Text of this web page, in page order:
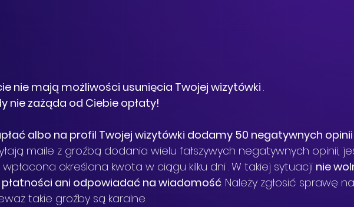
nie mają możliwości usunięcia Twojej wizytówki .
nie zażąda od Ciebie opłaty!
albo na profil Twojej wizytówki dodamy 50 negatywnych opinii
maile z groźbą dodania wielu fałszywych negatywnych opinii,
określona kwota w ciągu kilku dni. W takiej sytuacji nie
ani odpowiadać na wiadomość. Należy zgłosić sprawę
takie groźby są karalne.